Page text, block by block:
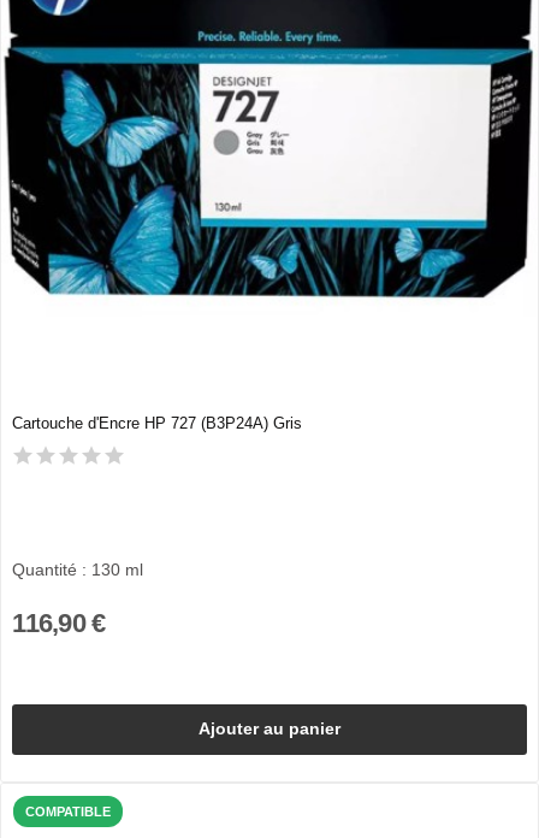
Cartouche d'Encre HP 727 (B3P24A) Gris
Quantité : 130 ml
116,90 €
Ajouter au panier
COMPATIBLE